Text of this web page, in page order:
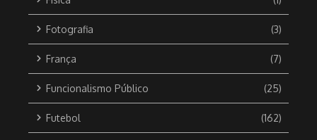
Fotografia (3)
França (7)
Funcionalismo Público (25)
Futebol (162)